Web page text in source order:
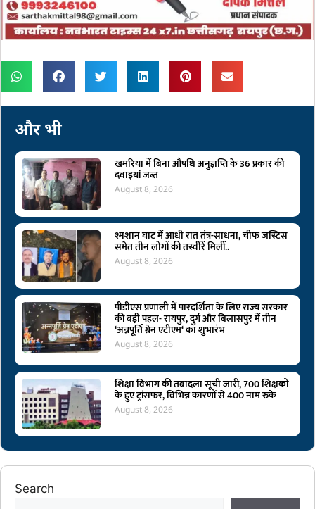
और भी
खमरिया में बिना औषधि अनुज्ञप्ति के 36 प्रकार की
दवाइयां जब्त
August 8, 2026
श्मशान घाट में आधी रात तंत्र-साधना, चीफ जस्टिस
समेत तीन लोगों की तस्वीरें मिलीं..
August 8, 2026
पीडीएस प्रणाली में पारदर्शिता के लिए राज्य सरकार
की बड़ी पहल- रायपुर, दुर्ग और बिलासपुर में तीन
‘अन्नपूर्ति ग्रेन एटीएम‘ का शुभारंभ
August 8, 2026
शिक्षा विभाग की तबादला सूची जारी, 700 शिक्षको
के हुए ट्रांसफर, विभिन्न कारणों से 400 नाम रुके
August 8, 2026
Search